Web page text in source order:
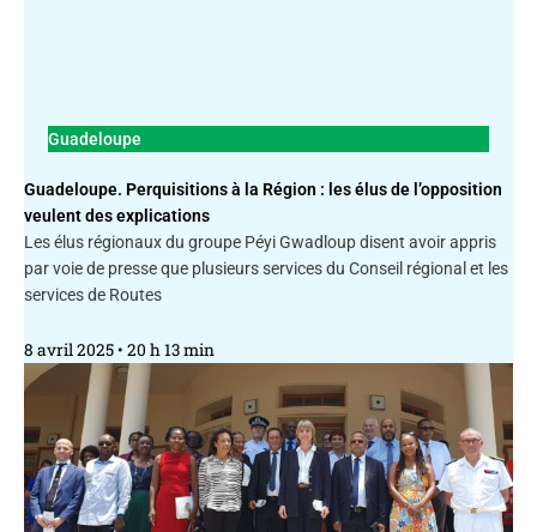
Guadeloupe
Guadeloupe. Perquisitions à la Région : les élus de l’opposition
veulent des explications
Les élus régionaux du groupe Péyi Gwadloup disent avoir appris
par voie de presse que plusieurs services du Conseil régional et les
services de Routes
8 avril 2025 20 h 13 min